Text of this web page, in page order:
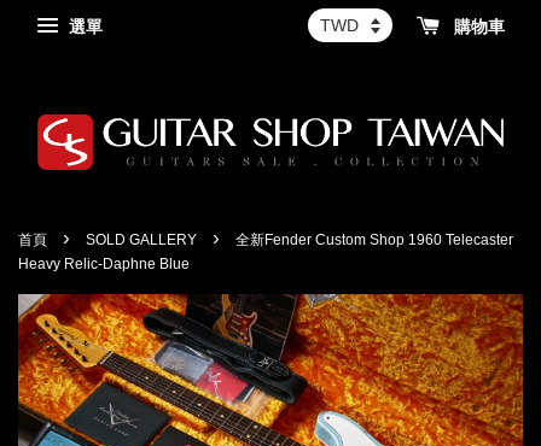
選單 購物車
首頁 › SOLD GALLERY ›
全新Fender Custom Shop 1960 Telecaster
Heavy Relic-Daphne Blue